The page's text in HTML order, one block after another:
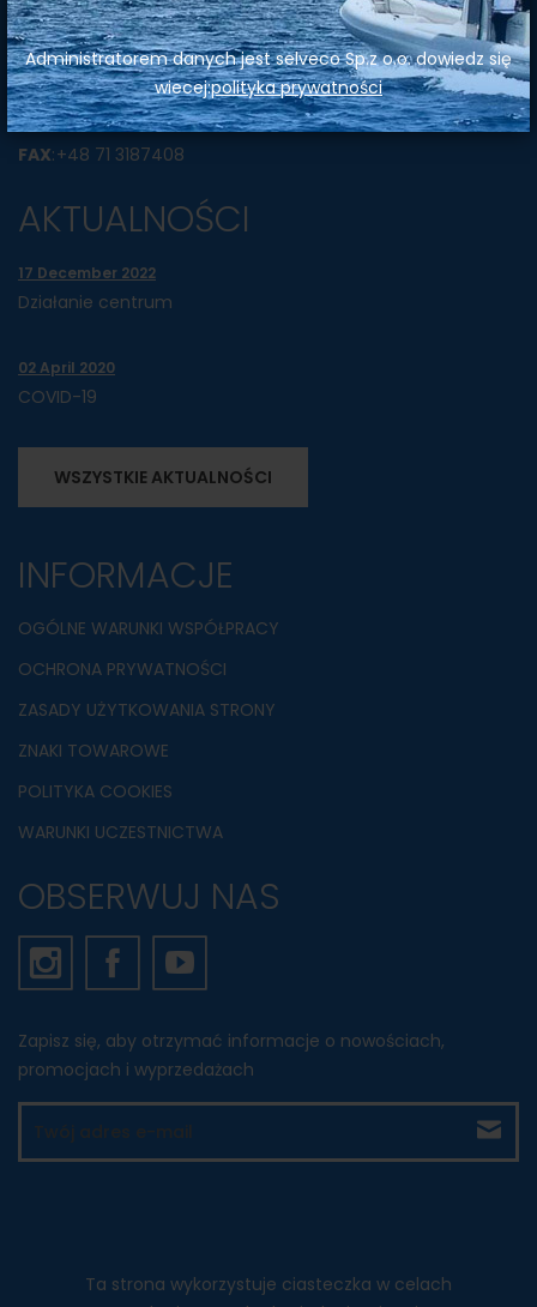
Administratorem danych jest selveco Sp.z o.o. dowiedz się
wiecej:polityka prywatności
@: sirena@sirena-diving.com
M:
M:
TEL.:+48 71 3187816
FAX:+48 71 3187408
AKTUALNOŚCI
17 December 2022
Działanie centrum
02 April 2020
COVID-19
WSZYSTKIE AKTUALNOŚCI
INFORMACJE
OGÓLNE WARUNKI WSPÓŁPRACY
OCHRONA PRYWATNOŚCI
ZASADY UŻYTKOWANIA STRONY
ZNAKI TOWAROWE
POLITYKA COOKIES
WARUNKI UCZESTNICTWA
OBSERWUJ NAS
Zapisz się, aby otrzymać informacje o nowościach,
promocjach i wyprzedażach
Ta strona wykorzystuje ciasteczka w celach